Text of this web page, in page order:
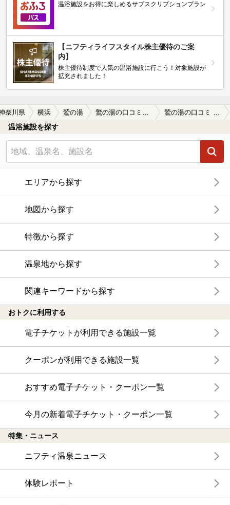
温浴施設をお得に楽しめるサブスクリプションプラン
【ニフティライフスタイル株主優待のご案
内】
株主優待制度で人気の温浴施設に行こう！対象施設が
拡充されました！
奈川県 横浜 鷲の湯 鷲の湯の口コミ一覧 鷲の湯の口コミ 熱湯だけど
温浴施設を探す
エリアから探す
地図から探す
特徴から探す
温泉地から探す
関連キーワードから探す
おトクに利用する
電子チケットが利用できる施設一覧
クーポンが利用できる施設一覧
おすすめ電子チケット・クーポン一覧
今月の新着電子チケット・クーポン一覧
特集・ニュース
ニフティ温泉ニュース
体験レポート